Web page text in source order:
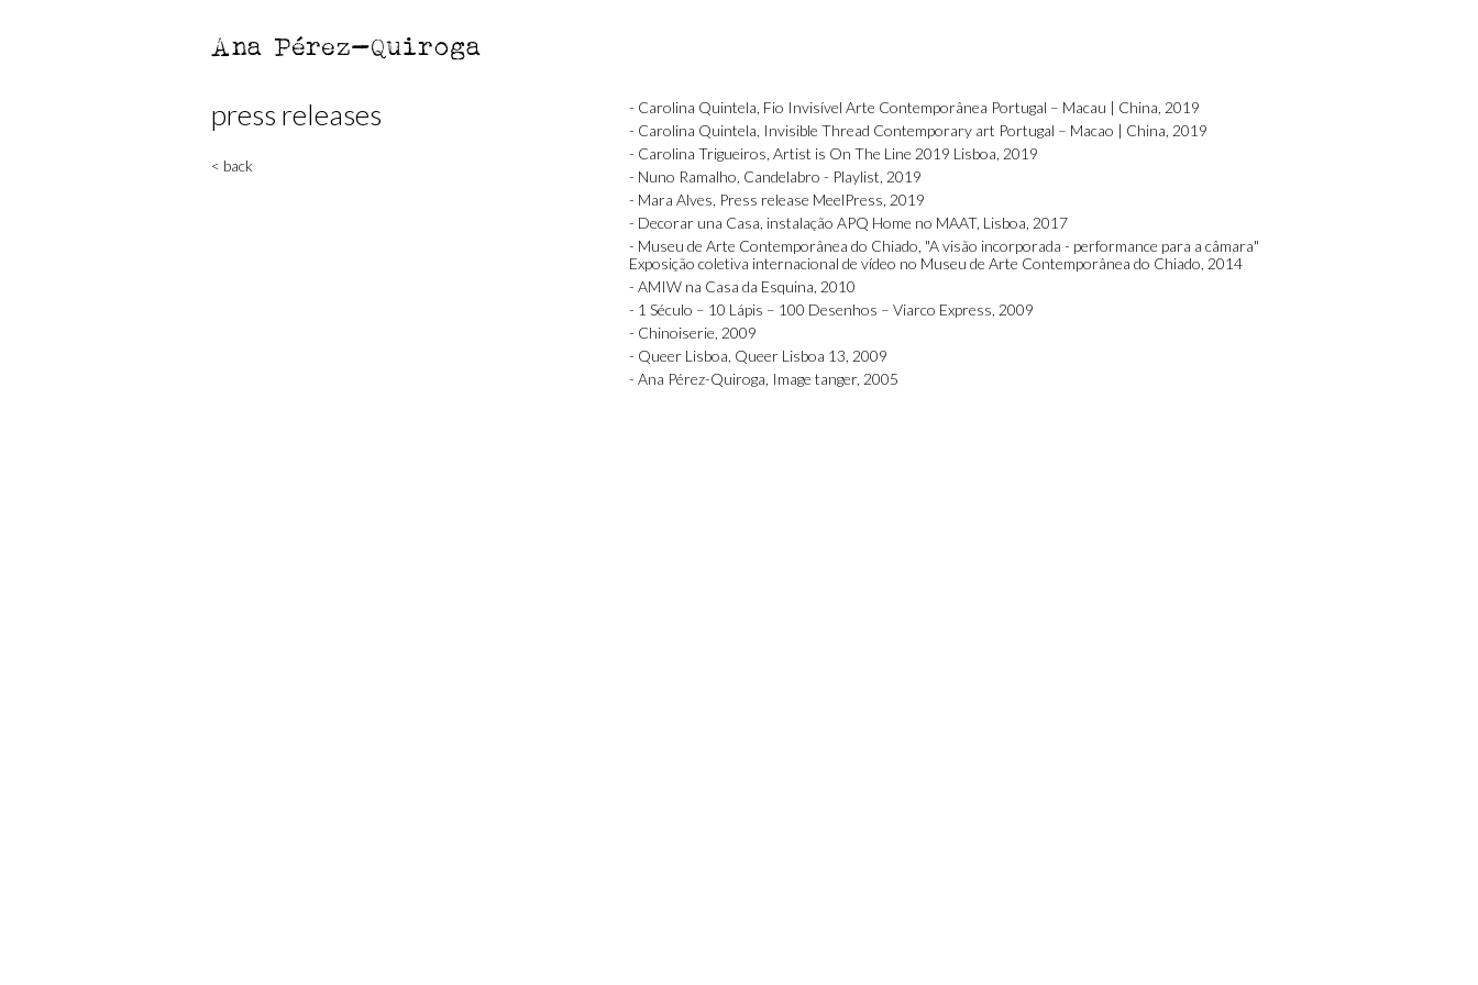
Ana Pérez-Quiroga
press releases
< back
- Carolina Quintela, Fio Invisível Arte Contemporânea Portugal – Macau | China, 2019
- Carolina Quintela, Invisible Thread Contemporary art Portugal – Macao | China, 2019
- Carolina Trigueiros, Artist is On The Line 2019 Lisboa, 2019
- Nuno Ramalho, Candelabro - Playlist, 2019
- Mara Alves, Press release MeelPress, 2019
- Decorar una Casa, instalação APQ Home no MAAT, Lisboa, 2017
- Museu de Arte Contemporânea do Chiado, "A visão incorporada - performance para a câmara"
Exposição coletiva internacional de vídeo no Museu de Arte Contemporânea do Chiado, 2014
- AMIW na Casa da Esquina, 2010
- 1 Século – 10 Lápis – 100 Desenhos – Viarco Express, 2009
- Chinoiserie, 2009
- Queer Lisboa, Queer Lisboa 13, 2009
- Ana Pérez-Quiroga, Image tanger, 2005